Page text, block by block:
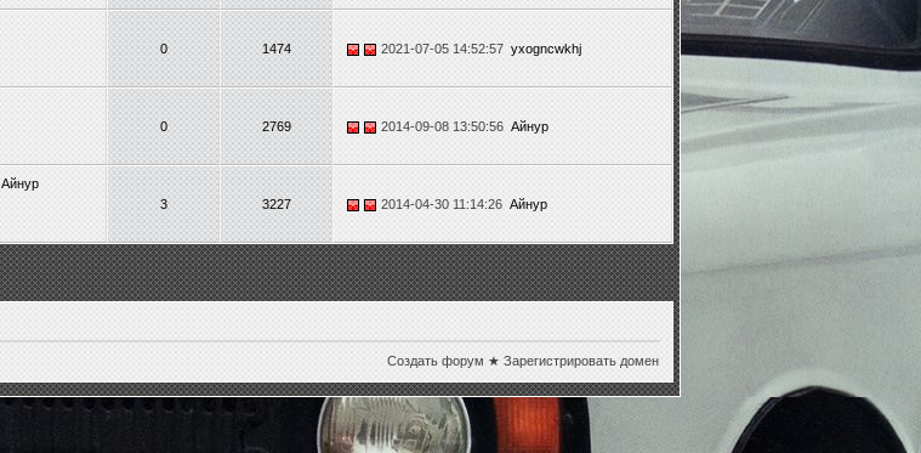
0
1474 2021-07-05 14:52:57 yxogncwkhj
0
2769 2014-09-08 13:50:56 Айнур
Айнур
3
3227 2014-04-30 11:14:26 Айнур
Создать форум ★ Зарегистрировать домен